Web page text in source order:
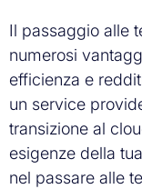
Il passaggio alle
numerosi
efficienza e
un service
transizione al
esigenze della
nel passare alle